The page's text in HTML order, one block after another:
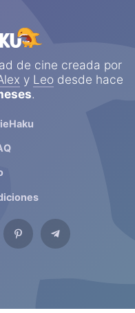
de cine creada por
y Leo desde hace
.